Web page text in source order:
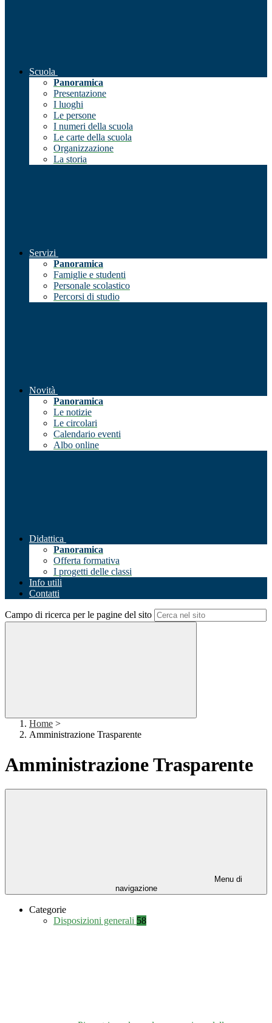
Scuola
Panoramica
Presentazione
I luoghi
Le persone
I numeri della scuola
Le carte della scuola
Organizzazione
La storia
Servizi
Panoramica
Famiglie e studenti
Personale scolastico
Percorsi di studio
Novità
Panoramica
Le notizie
Le circolari
Calendario eventi
Albo online
Didattica
Panoramica
Offerta formativa
I progetti delle classi
Info utili
Contatti
Campo di ricerca per le pagine del sito
Home >
Amministrazione Trasparente
Amministrazione Trasparente
Menu di
navigazione
Categorie
Disposizioni generali 58